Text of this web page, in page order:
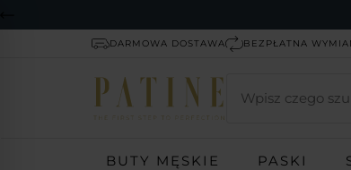
DARMOWA DOSTAWA BEZPŁATNA
BUTY MĘSKIE PASKI